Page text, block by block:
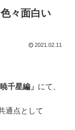
々面白い
2021.02.11
千星編」 にて、
通点として